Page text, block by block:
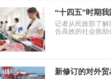
“十四五”时期
记者从民政部了
合高效的社会救助
新修订的对外贸